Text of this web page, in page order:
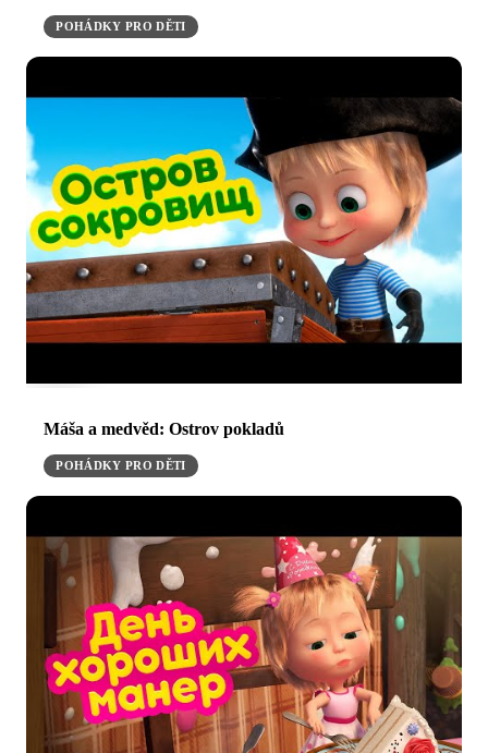
POHÁDKY PRO DĚTI
Máša a medvěd: Ostrov pokladů
POHÁDKY PRO DĚTI